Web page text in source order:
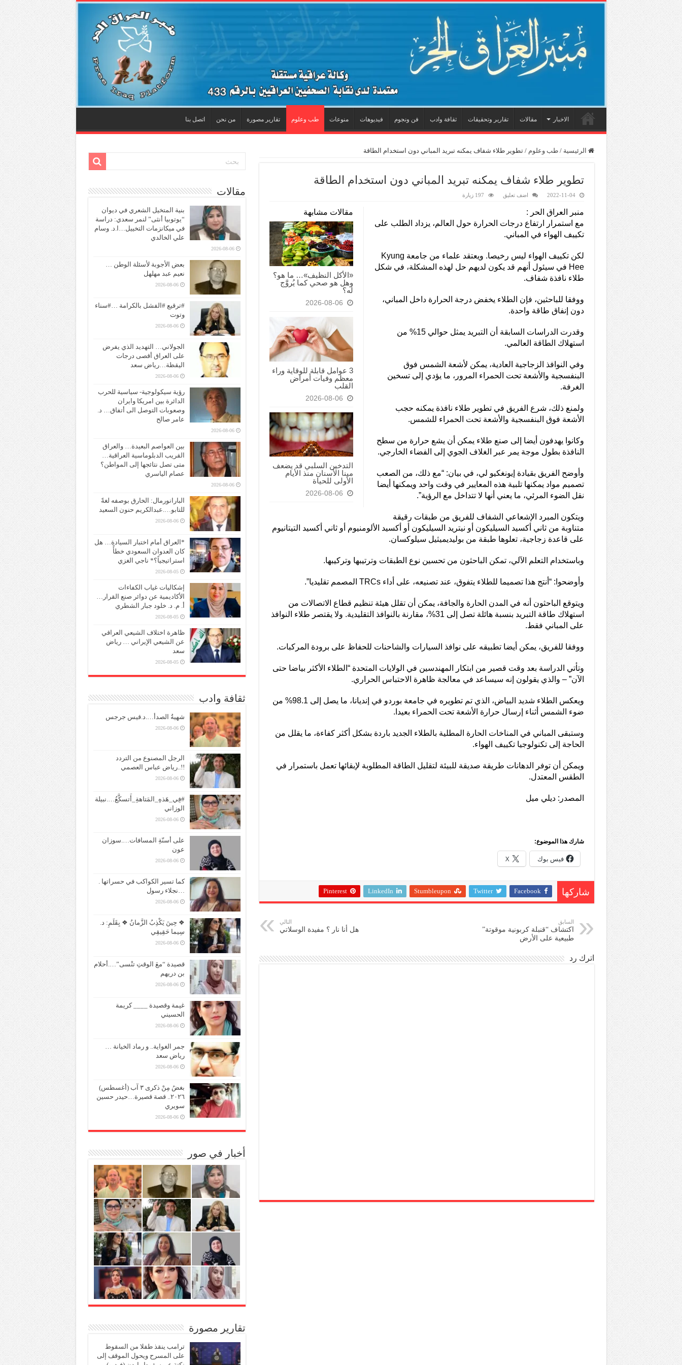
الاخبار مقالات تقارير وتحقيقات ثقافة وادب فن ونجوم فيديوهات منوعات طب وعلوم تقارير مصورة من نحن اتصل بنا
الرئيسية / طب وعلوم / تطوير طلاء شفاف يمكنه تبريد المباني دون استخدام الطاقة
تطوير طلاء شفاف يمكنه تبريد المباني دون استخدام الطاقة
2022-11-04 اضف تعليق 197 زيارة
مقالات مشابهة
«الأكل النظيف»… ما هو؟
وهل هو صحي كما يُروَّج
له؟
2026-08-06
3 عوامل قابلة للوقاية وراء
معظم وفيات أمراض
القلب
2026-08-06
التدخين السلبي قد يضعف
مينا الأسنان منذ الأيام
الأولى للحياة
2026-08-06
منبر العراق الحر :
مع استمرار ارتفاع درجات الحرارة حول العالم، يزداد الطلب على
تكييف الهواء في المباني.
لكن تكييف الهواء ليس رخيصا. ويعتقد علماء من جامعة Kyung
Hee في سيئول أنهم قد يكون لديهم حل لهذه المشكلة، في شكل
طلاء نافذة شفاف.
ووفقا للباحثين، فإن الطلاء يخفض درجة الحرارة داخل المباني،
دون إنفاق طاقة واحدة.
وقدرت الدراسات السابقة أن التبريد يمثل حوالي 15% من
استهلاك الطاقة العالمي.
وفي النوافذ الزجاجية العادية، يمكن لأشعة الشمس فوق
البنفسجية والأشعة تحت الحمراء المرور، ما يؤدي إلى تسخين
الغرفة.
ولمنع ذلك، شرع الفريق في تطوير طلاء نافذة يمكنه حجب
الأشعة فوق البنفسجية والأشعة تحت الحمراء للشمس.
وكانوا يهدفون أيضا إلى صنع طلاء يمكن أن يشع حرارة من سطح
النافذة بطول موجة يمر عبر الغلاف الجوي إلى الفضاء الخارجي.
وأوضح الفريق بقيادة إيونغكيو لي، في بيان: “مع ذلك، من الصعب
تصميم مواد يمكنها تلبية هذه المعايير في وقت واحد ويمكنها أيضا
نقل الضوء المرئي، ما يعني أنها لا تتداخل مع الرؤية”.
ويتكون المبرد الإشعاعي الشفاف للفريق من طبقات رقيقة
متناوبة من ثاني أكسيد السيليكون أو نيتريد السيليكون أو أكسيد الألومنيوم أو ثاني أكسيد التيتانيوم
على قاعدة زجاجية، تعلوها طبقة من بوليديميثيل سيلوكسان.
وباستخدام التعلم الآلي، تمكن الباحثون من تحسين نوع الطبقات وترتيبها وتركيبها.
وأوضحوا: “أنتج هذا تصميما للطلاء يتفوق، عند تصنيعه، على أداء TRCs المصمم تقليديا”.
ويتوقع الباحثون أنه في المدن الحارة والجافة، يمكن أن تقلل هيئة تنظيم قطاع الاتصالات من
استهلاك طاقة التبريد بنسبة هائلة تصل إلى 31%، مقارنة بالنوافذ التقليدية. ولا يقتصر طلاء النوافذ
على المباني فقط.
ووفقا للفريق، يمكن أيضا تطبيقه على نوافذ السيارات والشاحنات للحفاظ على برودة المركبات.
وتأتي الدراسة بعد وقت قصير من ابتكار المهندسين في الولايات المتحدة “الطلاء الأكثر بياضا حتى
الآن” – والذي يقولون إنه سيساعد في معالجة ظاهرة الاحتباس الحراري.
ويعكس الطلاء شديد البياض، الذي تم تطويره في جامعة بوردو في إنديانا، ما يصل إلى 98.1% من
ضوء الشمس أثناء إرسال حرارة الأشعة تحت الحمراء بعيدا.
وستبقى المباني في المناخات الحارة المطلية بالطلاء الجديد باردة بشكل أكثر كفاءة، ما يقلل من
الحاجة إلى تكنولوجيا تكييف الهواء.
ويمكن أن توفر الدهانات طريقة صديقة للبيئة لتقليل الطاقة المطلوبة لإبقائها تعمل باستمرار في
الطقس المعتدل.
المصدر: ديلي ميل
شارك هذا الموضوع:
فيس بوك X
شاركها Facebook
Twitter
Stumbleupon
LinkedIn
Pinterest
السابق
اكتشاف “قنبلة كربونية موقوتة”
طبيعية على الأرض
التالي
هل أنا نار ؟ مفيدة الوسلاتي
اترك رد
مقالات
بنية المتخيل الشعري في ديوان
“يوتوبيا أنثى” لنمر سعدي: دراسة
في ميكانزمات التخييل…ا.د. وسام
علي الخالدي
2026-08-06
بعض الأجوبة لأسئلة الوطن …
نعيم عبد مهلهل
2026-08-06
#ترقيع #الفشل بالكرامة …#سناء
وتوت
2026-08-06
الجولاني… التهديد الذي يفرض
على العراق أقصى درجات
اليقظة…رياض سعد
2026-08-06
رؤية سيكولوجية- سياسية للحرب
الدائرة بين امريكا وايران
وصعوبات التوصل الى أتفاق… د.
عامر صالح
2026-08-06
بين العواصم البعيدة… والعراق
القريب الدبلوماسية العراقية…
متى تصل نتائجها إلى المواطن؟
عصام الياسري
2026-08-06
البارانورمال: الخارق بوصفه لغةً
للتابو….عبدالكريم حنون السعيد
2026-08-06
*العراق أمام اختبار السيادة… هل
كان العدوان السعودي خطأً
استراتيجياً؟* ناجي الغزي
2026-08-05
إشكاليات غياب الكفاءات
الأكاديمية عن دوائر صنع القرار…
أ. م. د. خلود جبار الشطري
2026-08-05
ظاهرة اختلاف الشيعي العراقي
عن الشيعي الإيراني … رياض
سعد
2026-08-05
ثقافة وادب
شهيةُ الصدأ….د.قيس جرجس
2026-08-06
الرجل المصنوع من التردد
!!..رياض عباس العصمي
2026-08-06
#فِي_هَذهِ_المَتاهةِ_أَتسكَّعُ….نبيلة
الوزاني
2026-08-06
على أسنّةِ المسافات….سوزان
عون
2026-08-06
كما تسير الكواكب في حسراتها .
…نجلاء رسول
2026-08-06
❖ حِينَ يَكْذِبُ الزَّمانُ ❖ بِقَلَمِ: د.
سِيما حَقِيقِي
2026-08-06
قصيدة “معَ الوقتِ تنْسى”….أحلام
بن دريهم
2026-08-06
غيمة وقصيدة ____ كريمة
الحسيني
2026-08-06
جمر الغواية.. و رماد الخيانة …
رياض سعد
2026-08-06
بغضُ مِنْ ذكرى ٣ آب (أغسطس)
٢٠٢٦.. قصة قصيرة…حيدر حسين
سويري
2026-08-06
أخبار في صور
تقارير مصورة
ترامب ينقذ طفلا من السقوط
على المسرح ويحول الموقف إلى